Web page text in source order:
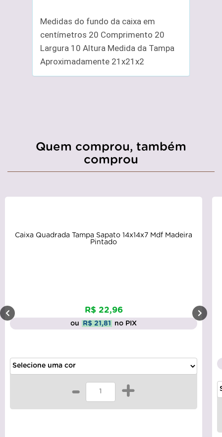
Medidas do fundo da caixa em
centímetros 20 Comprimento 20
Largura 10 Altura Medida da Tampa
Aproximadamente 21x21x2
Quem comprou, também
comprou
Caixa Quadrada Tampa Sapato 14x14x7 Mdf Madeira
Pintado
R$ 22,96
ou R$ 21,81 no PIX
- +